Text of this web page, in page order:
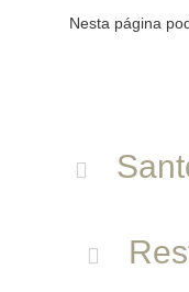
Nesta página